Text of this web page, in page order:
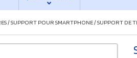
/SUPPORT POUR SMARTPHONE/SUPPORT DE